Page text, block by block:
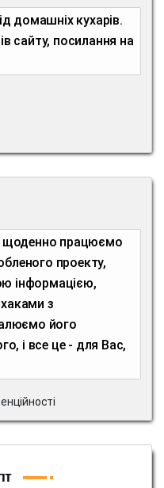
домашніх кухарів.
сайту, посилання на
проекту,
інформацією,
з
його
і все це - для Вас,